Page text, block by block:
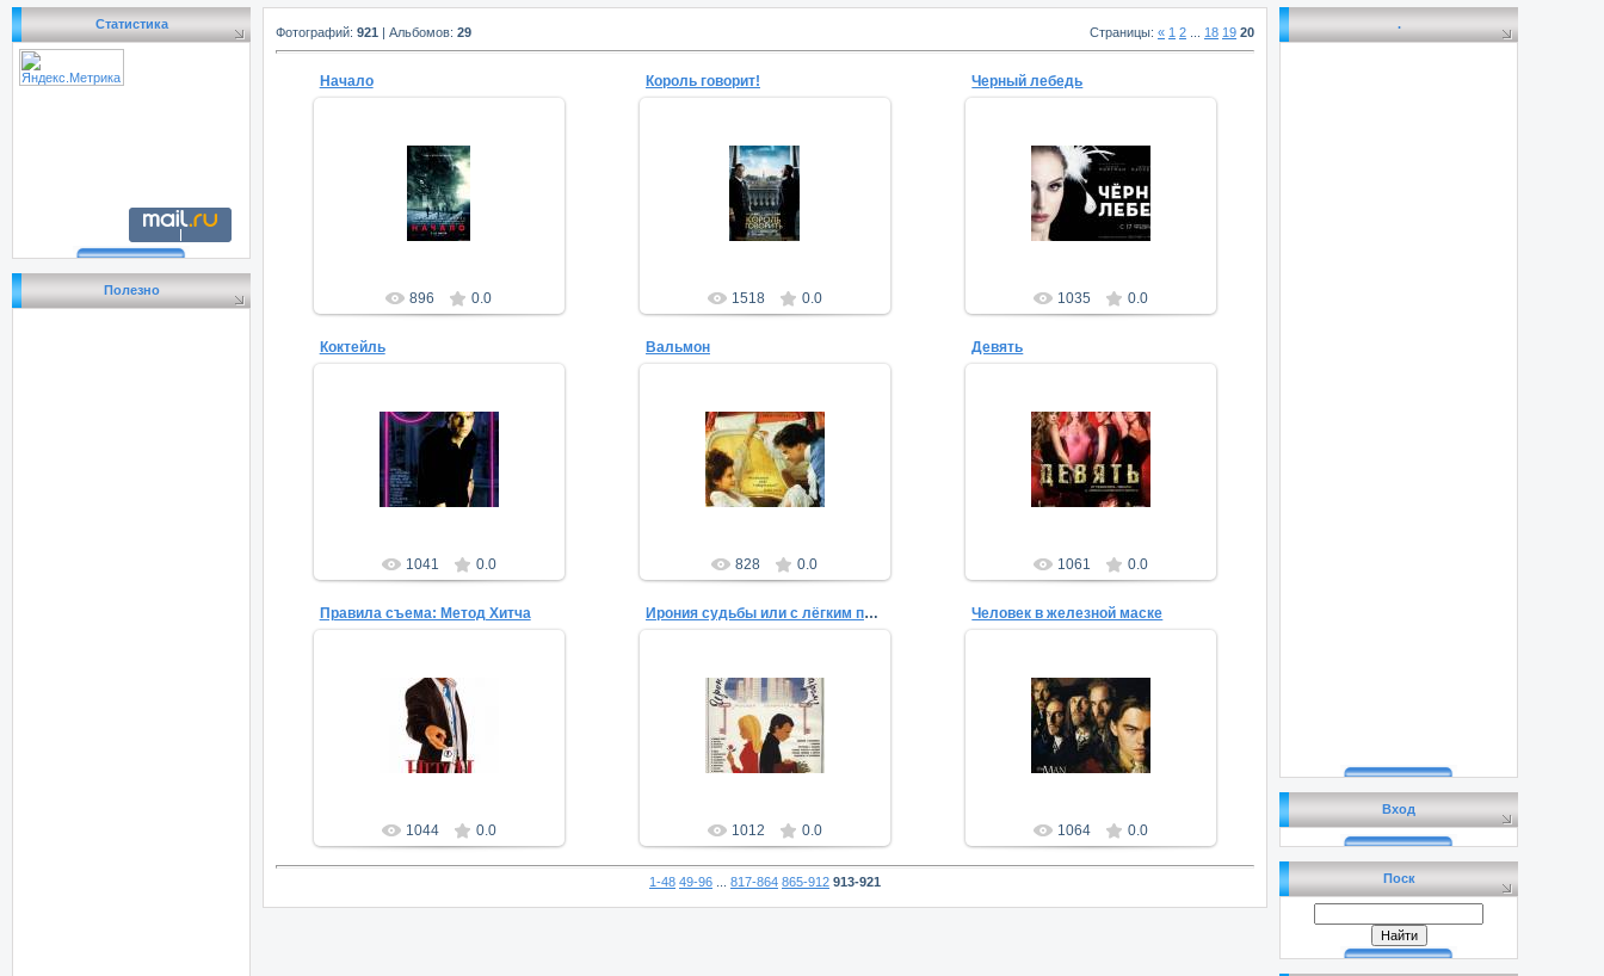
Статистика
Полезно
Фотографий: 921 | Альбомов: 29 Страницы: « 1 2 18 19 20
Начало
05.09.2011
Favorite-Leela
896 0.0
Король говорит!
05.09.2011
Favorite-Leela
1518 0.0
Черный лебедь
05.09.2011
Favorite-Leela
1035 0.0
Коктейль
04.09.2011
Favorite-Leela
1041 0.0
Вальмон
04.09.2011
Favorite-Leela
828 0.0
Девять
04.09.2011
Favorite-Leela
1061 0.0
Правила съема: Метод Хитча
03.09.2011
Favorite-Leela
1044 0.0
Ирония судьбы или с лёгким паром
03.09.2011
Favorite-Leela
1012 0.0
Человек в железной маске
03.09.2011
Favorite-Leela
1064 0.0
1-48 49-96 817-864 865-912 913-921
.
Вход
Поск